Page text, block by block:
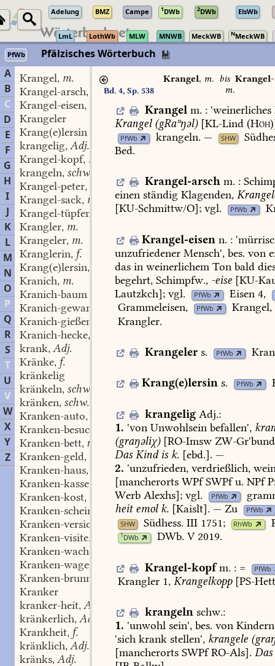
Adelung BMZ Campe 1DWb 2DWb ElsWb
LmL LothWb MLW MNWB MeckWB NMeckWB
PfWb
Pfälzisches Wörterbuch
A
B
C
D
E
F
G
H
I
J
K
L
M
N
O
P
Q
R
S
T
U
V
W
X
Y
Z
Krangel, m.
Krangel-arsch,
Krangel-eisen,
Krangeler
Krang(e)lersin
krangelig, Adj.
Krangel-kopf, m.
krangeln, schw.
Krangel-peter,
Krangel-sack, m.
Krangel-tüpfen
Krangler, m.
Krangeler, m.
Kranglerin, f.
Krang(e)lersin,
Kranich, m.
Kranich-baum
Kranich-gewanne
Kranich-gießen
Kranich-hecke,
krank, Adj.
Kränke, f.
kränkelig
kränkeln, schw.
kränken, schw.
Kranken-auto,
n. m. n. n. n. f. f. m. f. f. f. m.
Kranken-besuch
n. m. n. n. n. f. f. m. f. f. f. m.
Kranken-bett, n. m. n. n. n. f. f. m. f. f. f. m.
Kranken-geld,
n. m. n. n. n. f. f. m. f. f. f. m.
Kranken-haus,
n. m. n. n. n. f. f. m. f. f. f. m.
Kranken-kasse
n. m. n. n. n. f. f. m. f. f. f. m.
Kranken-kost,
n. m. n. n. n. f. f. m. f. f. f. m.
Kranken-schein
n. m. n. n. n. f. f. m. f. f. f. m.
Kranken-versicherung,n. m. n. n. n. f. f. m. f. f. f. m.
Kranken-visite,
n. m. n. n. n. f. f. m. f. f. f. m.
Kranken-wache
Kranken-wagen
n. m. n. n. n. f. f. m. f. f. f. m.
Kranken-brunnen
m.
Kranker
kranker-heit, Adj.
kränkerlich, Adj.
Krankheit, f.
kränklich, Adj.
kränks, Adj.
Bd. 4, Sp. 538
Krangel, m. bis
m.
Krangel m. :'weinerliches
Krangel(gRaⁿŋəl)[KL-Lind (Höh
PfWb krangeln. — SHW
Bed.
Krangel-arsch m. :
einen ständig Klagenden,
[KU-Schmittw/O]; vgl. PfWb
Krangel-eisen n. :
unzufriedener Mensch', bes. von
das in weinerlichem Ton bald
begehrt, Schimpfw., -eise [KU-
Lautzkch]; vgl. PfWb Eisen 4,
Grammeleisen, PfWb Krangel,
Krangler.
Krangelers. PfWb
Krang(e)lersins. PfWb
krangelig Adj.:
1. 'von Unwohlsein befallen',
(graŋəliχ)[RO-Imsw ZW-
Das Kindis k. [ebd.]. —
2. 'unzufrieden, verdrießlich,
[mancherorts WPfSWPfu. NPf
Werb Alexhs]; vgl. PfWb
heitemolk. [Kaislt]. — Zu
PfWb
SHW
Südhess. III1751; RhWb
1DWb DWb. V2019.
Krangel-kopf m. := PfWb
Krangler 1, Krangelkopp[PS-
krangeln schw.:
1. 'unwohl sein', bes. von
'sich krank stellen', krangele
[mancherorts SWPfRO-Als]. Das